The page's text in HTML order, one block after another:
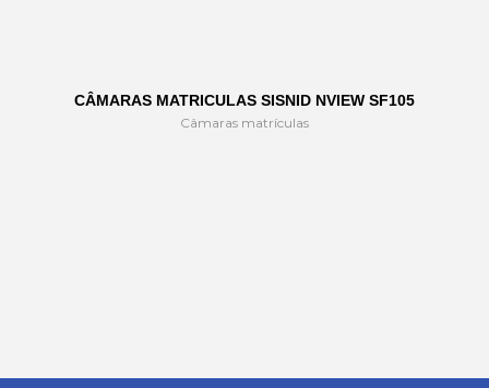
CÂMARAS MATRICULAS SISNID NVIEW SF105
Câmaras matrículas